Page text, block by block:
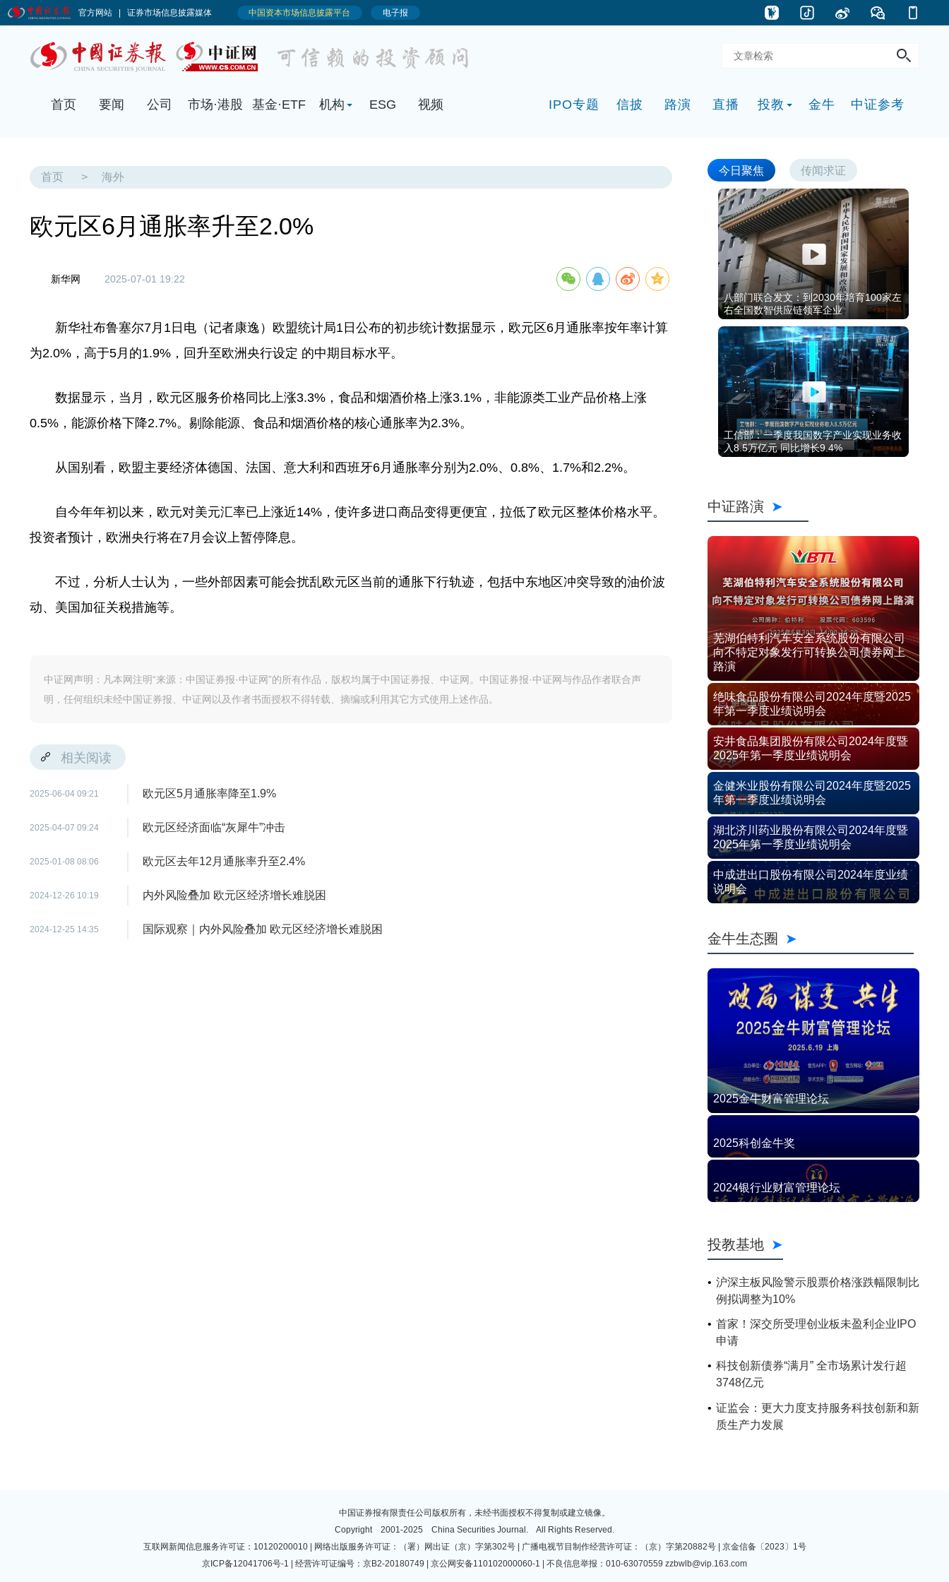
首页 要闻 公司 市场·港股 基金·ETF 机构 ESG 视频 IPO专题 信披 路演 直播 投教 金牛 中证参考
首页 > 海外
欧元区6月通胀率升至2.0%
新华网 2025-07-01 19:22
新华社布鲁塞尔7月1日电（记者康逸）欧盟统计局1日公布的初步统计数据显示，欧元区6月通胀率按年率计算
为2.0%，高于5月的1.9%，回升至欧洲央行设定 的中期目标水平。
数据显示，当月，欧元区服务价格同比上涨3.3%，食品和烟酒价格上涨3.1%，非能源类工业产品价格上涨
0.5%，能源价格下降2.7%。剔除能源、食品和烟酒价格的核心通胀率为2.3%。
从国别看，欧盟主要经济体德国、法国、意大利和西班牙6月通胀率分别为2.0%、0.8%、1.7%和2.2%。
自今年年初以来，欧元对美元汇率已上涨近14%，使许多进口商品变得更便宜，拉低了欧元区整体价格水平。
投资者预计，欧洲央行将在7月会议上暂停降息。
不过，分析人士认为，一些外部因素可能会扰乱欧元区当前的通胀下行轨迹，包括中东地区冲突导致的油价波
动、美国加征关税措施等。
中证网声明：凡本网注明“来源：中国证券报·中证网”的所有作品，版权均属于中国证券报、中证网。中国证券报·中证网与作品作者联合声
明，任何组织未经中国证券报、中证网以及作者书面授权不得转载、摘编或利用其它方式使用上述作品。
相关阅读
2025-06-04 09:21 欧元区5月通胀率降至1.9%
2025-04-07 09:24 欧元区经济面临“灰犀牛”冲击
2025-01-08 08:06 欧元区去年12月通胀率升至2.4%
2024-12-26 10:19 内外风险叠加 欧元区经济增长难脱困
2024-12-25 14:35 国际观察｜内外风险叠加 欧元区经济增长难脱困
今日聚焦 传闻求证
八部门联合发文：到2030年培育100家左
右全国数智供应链领军企业
工信部：一季度我国数字产业实现业务收
入8.5万亿元 同比增长9.4%
中证路演
芜湖伯特利汽车安全系统股份有限公司
向不特定对象发行可转换公司债券网上
路演
绝味食品股份有限公司2024年度暨2025
年第一季度业绩说明会
安井食品集团股份有限公司2024年度暨
2025年第一季度业绩说明会
金健米业股份有限公司2024年度暨2025
年第一季度业绩说明会
湖北济川药业股份有限公司2024年度暨
2025年第一季度业绩说明会
中成进出口股份有限公司2024年度业绩
说明会
金牛生态圈
2025金牛财富管理论坛
2025科创金牛奖
2024银行业财富管理论坛
投教基地
沪深主板风险警示股票价格涨跌幅限制比
例拟调整为10%
首家！深交所受理创业板未盈利企业IPO
申请
科技创新债券“满月” 全市场累计发行超
3748亿元
证监会：更大力度支持服务科技创新和新
质生产力发展
中国证券报有限责任公司版权所有，未经书面授权不得复制或建立镜像。
Copyright 2001-2025 China Securities Journal. All Rights Reserved.
互联网新闻信息服务许可证：10120200010 | 网络出版服务许可证：（署）网出证（京）字第302号 | 广播电视节目制作经营许可证：（京）字第20882号 | 京金信备〔2023〕1号
京ICP备12041706号-1 | 经营许可证编号：京B2-20180749 | 京公网安备110102000060-1 | 不良信息举报：010-63070559 zzbwlb@vip.163.com